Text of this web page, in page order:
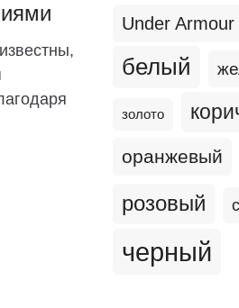
Under Armour
белый
золото
оранжевый
розовый
черный